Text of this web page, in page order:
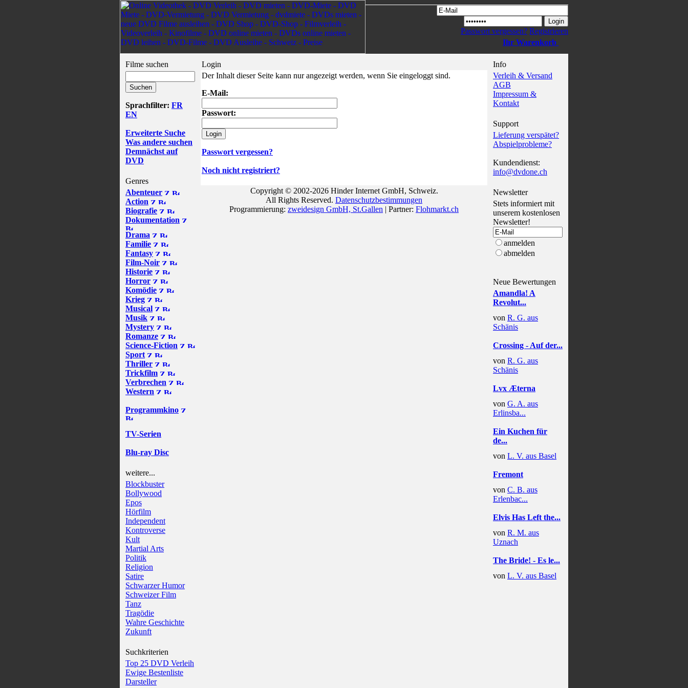
Passwort vergessen? Registrieren
Ihr Warenkorb
Filme suchen
Sprachfilter: FR
EN
Erweiterte Suche
Was andere suchen
Demnächst auf
DVD
Genres
Abenteuer
Action
Biografie
Dokumentation
Drama
Familie
Fantasy
Film-Noir
Historie
Horror
Komödie
Krieg
Musical
Musik
Mystery
Romanze
Science-Fiction
Sport
Thriller
Trickfilm
Verbrechen
Western
Programmkino
TV-Serien
Blu-ray Disc
weitere...
Blockbuster
Bollywood
Epos
Hörfilm
Independent
Kontroverse
Kult
Martial Arts
Politik
Religion
Satire
Schwarzer Humor
Schweizer Film
Tanz
Tragödie
Wahre Geschichte
Zukunft
Suchkriterien
Top 25 DVD Verleih
Ewige Bestenliste
Darsteller
Login
Der Inhalt dieser Seite kann nur angezeigt werden, wenn Sie eingeloggt sind.
E-Mail:
Passwort:
Passwort vergessen?
Noch nicht registriert?
Copyright © 2002-2026 Hinder Internet GmbH, Schweiz.
All Rights Reserved. Datenschutzbestimmungen
Programmierung: zweidesign GmbH, St.Gallen | Partner: Flohmarkt.ch
Info
Verleih & Versand
AGB
Impressum &
Kontakt
Support
Lieferung verspätet?
Abspielprobleme?
Kundendienst:
info@dvdone.ch
Newsletter
Stets informiert mit
unserem kostenlosen
Newsletter!
anmelden
abmelden
Neue Bewertungen
Amandla! A
Revolut...
von R. G. aus
Schänis
Crossing - Auf der...
von R. G. aus
Schänis
Lvx Æterna
von G. A. aus
Erlinsba...
Ein Kuchen für
de...
von L. V. aus Basel
Fremont
von C. B. aus
Erlenbac...
Elvis Has Left the...
von R. M. aus
Uznach
The Bride! - Es le...
von L. V. aus Basel